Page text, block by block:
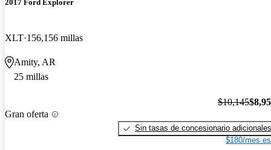
2017 Ford Explorer
XLT 156,156 millas
Amity, AR
25 millas
Gran oferta
$10,145
Sin tasas de concesionario adicionales
$180/mes